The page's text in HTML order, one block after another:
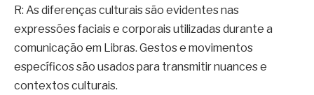
R: As diferenças culturais são evidentes nas
expressões faciais e corporais utilizadas durante a
comunicação em Libras. Gestos e movimentos
específicos são usados para transmitir nuances e
contextos culturais.